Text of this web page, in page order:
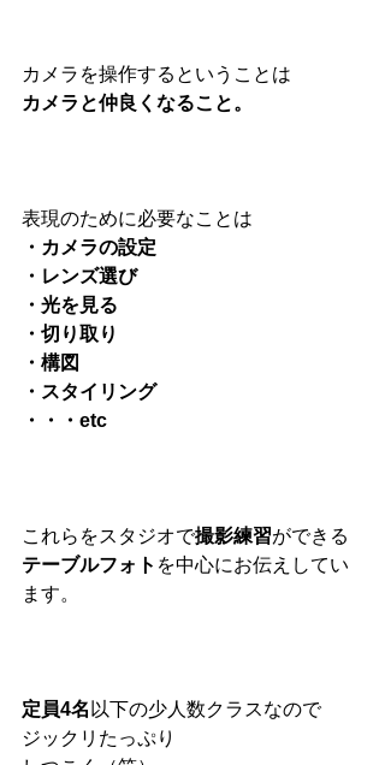
カメラを操作するということは
カメラと仲良くなること。
表現のために必要なことは
・カメラの設定
・レンズ選び
・光を見る
・切り取り
・構図
・スタイリング
・・・etc
これらをスタジオで撮影練習ができる
テーブルフォト を中心にお伝えしてい
ます。
定員4名 以下の少人数クラスなので
ジックリたっぷり